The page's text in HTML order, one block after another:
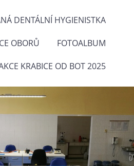
DENTÁLNÍ HYGIENISTKA
OBORŮ FOTOALBUM
KRABICE OD BOT 2025